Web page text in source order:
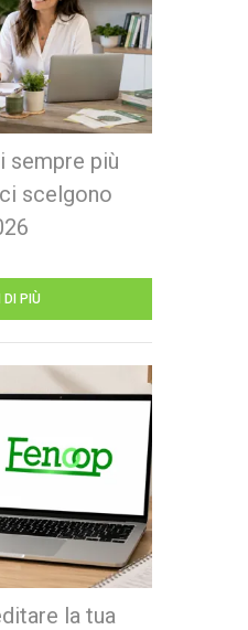
sempre più
scelgono
DI PIÙ
la tua